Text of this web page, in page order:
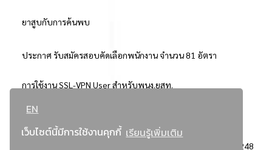
EN
เว็บไซต์นี้มีการใช้งานคุกกี้ เรียนรู้เพิ่มเติม
ยาสูบกับการค้นพบ
ประกาศ รับสมัครสอบคัดเลือกพนักงาน จำนวน 81 อัตรา
การใช้งาน SSL-VPN User สำหรับพนง.ยสท.
..ยอดนิยม..
3248